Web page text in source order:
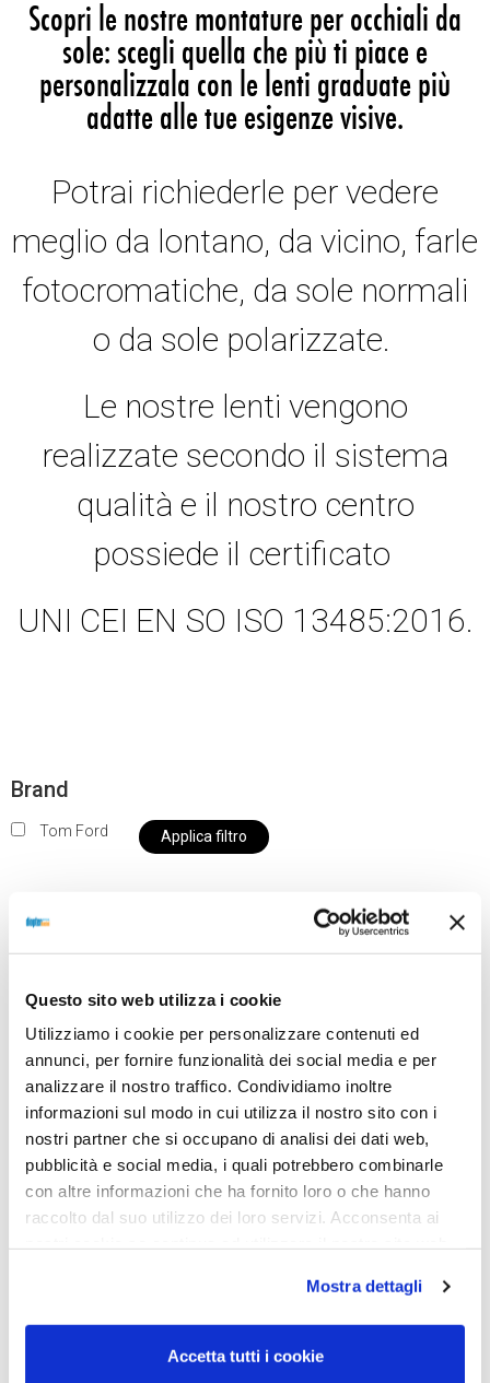
Questo sito web utilizza i cookie
Utilizziamo i cookie per personalizzare contenuti ed
annunci, per fornire funzionalità dei social media e per
analizzare il nostro traffico. Condividiamo inoltre
informazioni sul modo in cui utilizza il nostro sito con i
nostri partner che si occupano di analisi dei dati web,
pubblicità e social media, i quali potrebbero combinarle
con altre informazioni che ha fornito loro o che hanno
raccolto dal suo utilizzo dei loro servizi. Acconsenta ai
Mostra dettagli
Accetta tutti i cookie
Scopri le nostre montature per occhiali da
sole: scegli quella che più ti piace e
personalizzala con le lenti graduate più
adatte alle tue esigenze visive.
Potrai richiederle per vedere
meglio da lontano, da vicino, farle
fotocromatiche, da sole normali
o da sole polarizzate.
Le nostre lenti vengono
realizzate secondo il sistema
qualità e il nostro centro
possiede il certificato
UNI CEI EN SO ISO 13485:2016.
Brand
Tom Ford Applica filtro
nostro negozio non saranno disponibili per la
da OTTICA DIOPTER
Showing the single result